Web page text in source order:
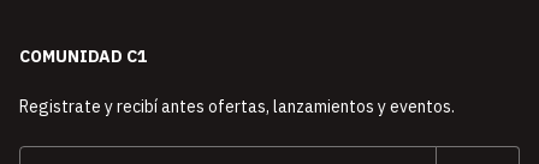
COMUNIDAD C1
Registrate y recibí antes ofertas, lanzamientos y eventos.